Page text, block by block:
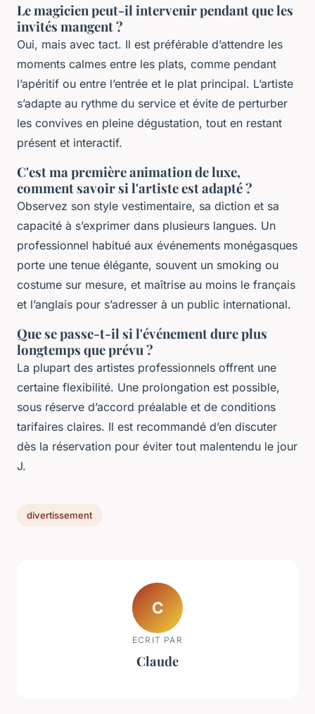
Le magicien peut-il intervenir pendant que les
invités mangent ?
Oui, mais avec tact. Il est préférable d’attendre les
moments calmes entre les plats, comme pendant
l’apéritif ou entre l’entrée et le plat principal. L’artiste
s’adapte au rythme du service et évite de perturber
les convives en pleine dégustation, tout en restant
présent et interactif.
C'est ma première animation de luxe,
comment savoir si l'artiste est adapté ?
Observez son style vestimentaire, sa diction et sa
capacité à s’exprimer dans plusieurs langues. Un
professionnel habitué aux événements monégasques
porte une tenue élégante, souvent un smoking ou
costume sur mesure, et maîtrise au moins le français
et l’anglais pour s’adresser à un public international.
Que se passe-t-il si l'événement dure plus
longtemps que prévu ?
La plupart des artistes professionnels offrent une
certaine flexibilité. Une prolongation est possible,
sous réserve d’accord préalable et de conditions
tarifaires claires. Il est recommandé d’en discuter
dès la réservation pour éviter tout malentendu le jour
J.
divertissement
C
ECRIT PAR
Claude